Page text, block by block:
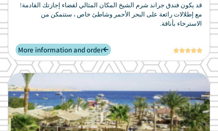
قد يكون فندق جراند شرم الشيخ المكان المثالي لقضاء إجازتك القادمة!
مع إطلالات رائعة على البحر الأحمر وشاطئ خاص ، ستتمكن من
الاسترخاء بأناقة.





More information and order